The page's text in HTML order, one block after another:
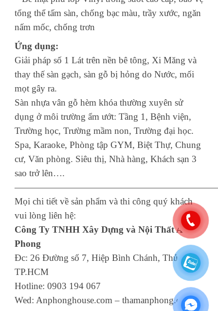
tổng thể tấm sàn, chống bạc màu, trầy xước, ngăn
nấm mốc, chống trơn
Ứng dụng:
Giải pháp số 1 Lát trên nền bê tông, Xi Măng và
thay thế sàn gạch, sàn gỗ bị hỏng do Nước, mối
mọt gây ra.
Sàn nhựa vân gỗ hèm khóa thường xuyên sử
dụng ở môi trường ẩm ướt: Tầng 1, Bệnh viện,
Trường học, Trường mầm non, Trường đại học.
Spa, Karaoke, Phòng tập GYM, Biệt Thự, Chung
cư, Văn phòng. Siêu thị, Nhà hàng, Khách sạn 3
sao trở lên….
Mọi chi tiết về sản phẩm và thi công quý khách
vui lòng liên hệ:
Công Ty TNHH Xây Dựng và Nội Thất An
Phong
Đc: 26 Đường số 7, Hiệp Bình Chánh, Thủ Đức,
TP.HCM
Hotline: 0903 194 067
Wed: Anphonghouse.com – thamanphong.com